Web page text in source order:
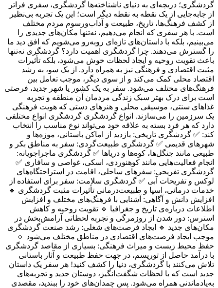
گردشگری؛ دریچه‌ای به دنیای ناشناخته‌ها گردشگری، سفری فراتر
از جابه‌جایی از یک نقطه به نقطه دیگر است؛ این یک تجربه بی‌نظیر
از کشف فرهنگ‌ها، تاریخ، طبیعت و آداب‌ورسوم مردم مختلف
است. با هر سفری که انجام می‌دهیم، نه‌تنها مکان‌های جدیدی را
می‌بینیم، بلکه با داستان‌های تازه‌ای روبه‌رو می‌شویم که افق دید ما
را گسترش می‌دهند. چرا گردشگری اهمیت دارد؟ گردشگری نه‌تنها
باعث تقویت روحیه و ایجاد لحظات خوش می‌شود، بلکه تأثیرات
مثبت اقتصادی و فرهنگی نیز به همراه دارد. از یک سو، به رشد
اقتصاد محلی کمک می‌کند و از سوی دیگر، موجب تعامل بین
فرهنگ‌های مختلف می‌شود. سفر به یک کشور یا شهر جدید، فرصتی
است برای درک بهتر سبک زندگی مردمان آن منطقه و تجربه
غذاهای سنتی، موسیقی محلی و هنرهای دستی که هویت فرهنگی
یک سرزمین را می‌سازند. انواع گردشگری گردشگری انواع مختلفی
دارد که هر فرد بسته به علاقه خود می‌تواند نوع مناسب را انتخاب
کند: ✅ گردشگری تاریخی: بازدید از اماکن باستانی، موزه‌ها و
شهرهای قدیمی ✅ گردشگری طبیعت‌گردی: سفر به مناطق بکر و
طبیعی مانند جنگل‌ها، کوه‌ها و دریاها ✅ گردشگری ماجراجویانه:
انجام فعالیت‌هایی مانند کوهنوردی، اسکی، غواصی و سافاری ✅
گردشگری تفریحی: سفرهای ساحلی، اقامت در استراحتگاه‌های
لوکس و تفریحات آبی ✅ گردشگری سلامت: سفر برای استفاده از
خدمات درمانی، اسپا و طبیعت‌درمانی تأثیرات مثبت گردشگری 🔹
افزایش دانش و آگاهی: آشنایی با فرهنگ‌های مختلف و افزایش
اطلاعات درباره‌ی تاریخ و جغرافیا 🔹 تقویت روحیه و کاهش
استرس: دور شدن از روزمرگی و تجربه لحظاتی آرامش‌بخش در
مکان‌های جدید 🔹 ایجاد فرصت‌های شغلی: رشد صنعت گردشگری
موجب ایجاد فرصت‌های اقتصادی در مناطق مختلف می‌شود 🔹
حفظ محیط زیست و میراث فرهنگی: بسیاری از مقاصد گردشگری
با درآمد حاصل از توریسم، در جهت حفظ طبیعت و آثار باستانی
تلاش می‌کنند با گردشگری، دنیا را کشف کنید! هر سفر یک داستان
جدید است که با لحظات شگفت‌انگیز، دوستان جدید و تجربه‌های
به‌یادماندنی همراه می‌شود. پس چمدان‌های خود را ببندید، مقصدی